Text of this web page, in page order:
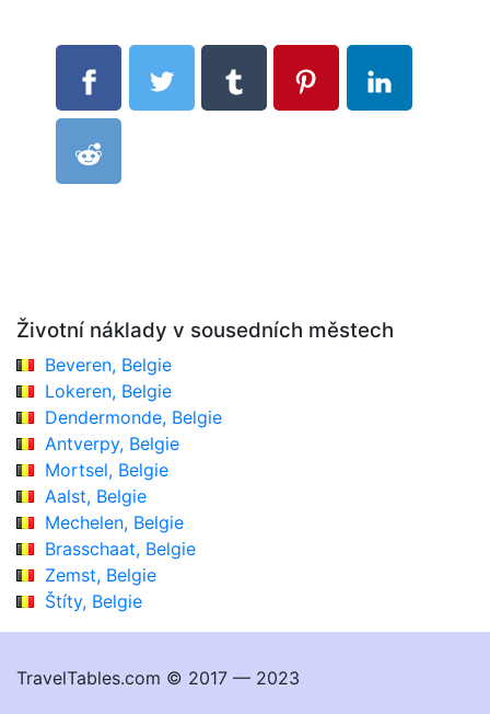
Životní náklady v sousedních městech
Beveren, Belgie
Lokeren, Belgie
Dendermonde, Belgie
Antverpy, Belgie
Mortsel, Belgie
Aalst, Belgie
Mechelen, Belgie
Brasschaat, Belgie
Zemst, Belgie
Štíty, Belgie
TravelTables.com © 2017 — 2023